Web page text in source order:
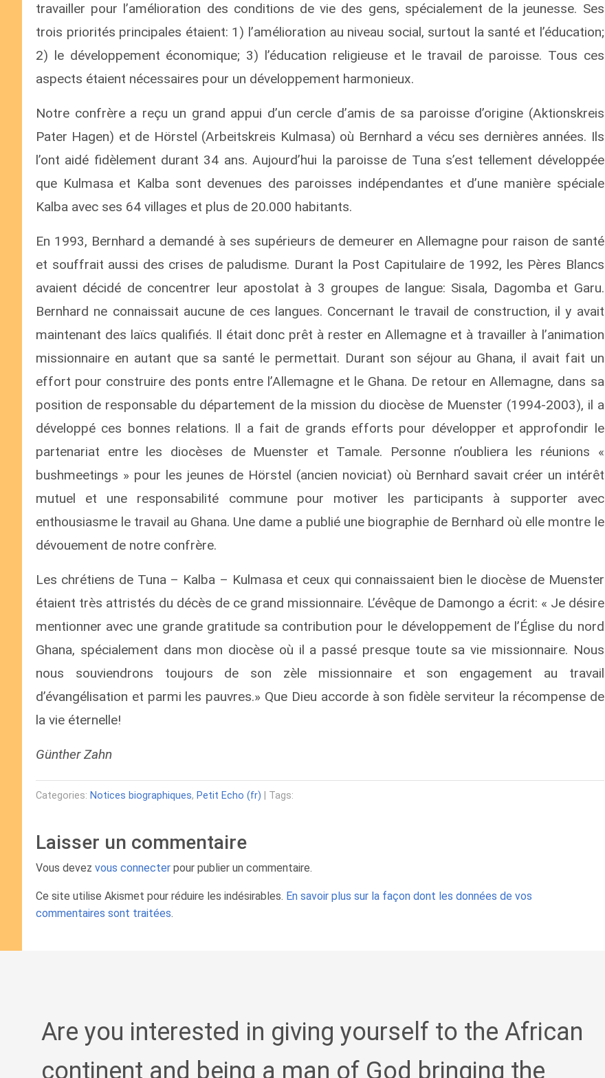
travailler pour l’amélioration des conditions de vie des gens, spécialement de la jeunesse. Ses
trois priorités principales étaient: 1) l’amélioration au niveau social, surtout la santé et l’éducation;
2) le développement économique; 3) l’éducation religieuse et le travail de paroisse. Tous ces
aspects étaient nécessaires pour un développement harmonieux.
Notre confrère a reçu un grand appui d’un cercle d’amis de sa paroisse d’origine (Aktionskreis
Pater Hagen) et de Hörstel (Arbeitskreis Kulmasa) où Bernhard a vécu ses dernières années. Ils
l’ont aidé fidèlement durant 34 ans. Aujourd’hui la paroisse de Tuna s’est tellement développée
que Kulmasa et Kalba sont devenues des paroisses indépendantes et d’une manière spéciale
Kalba avec ses 64 villages et plus de 20.000 habitants.
En 1993, Bernhard a demandé à ses supérieurs de demeurer en Allemagne pour raison de santé
et souffrait aussi des crises de paludisme. Durant la Post Capitulaire de 1992, les Pères Blancs
avaient décidé de concentrer leur apostolat à 3 groupes de langue: Sisala, Dagomba et Garu.
Bernhard ne connaissait aucune de ces langues. Concernant le travail de construction, il y avait
maintenant des laïcs qualifiés. Il était donc prêt à rester en Allemagne et à travailler à l’animation
missionnaire en autant que sa santé le permettait. Durant son séjour au Ghana, il avait fait un
effort pour construire des ponts entre l’Allemagne et le Ghana. De retour en Allemagne, dans sa
position de responsable du département de la mission du diocèse de Muenster (1994-2003), il a
développé ces bonnes relations. Il a fait de grands efforts pour développer et approfondir le
partenariat entre les diocèses de Muenster et Tamale. Personne n’oubliera les réunions «
bushmeetings » pour les jeunes de Hörstel (ancien noviciat) où Bernhard savait créer un intérêt
mutuel et une responsabilité commune pour motiver les participants à supporter avec
enthousiasme le travail au Ghana. Une dame a publié une biographie de Bernhard où elle montre le
dévouement de notre confrère.
Les chrétiens de Tuna – Kalba – Kulmasa et ceux qui connaissaient bien le diocèse de Muenster
étaient très attristés du décès de ce grand missionnaire. L’évêque de Damongo a écrit: « Je désire
mentionner avec une grande gratitude sa contribution pour le développement de l’Église du nord
Ghana, spécialement dans mon diocèse où il a passé presque toute sa vie missionnaire. Nous
nous souviendrons toujours de son zèle missionnaire et son engagement au travail
d’évangélisation et parmi les pauvres.» Que Dieu accorde à son fidèle serviteur la récompense de
la vie éternelle!
Günther Zahn
Categories: Notices biographiques, Petit Echo (fr) | Tags:
Laisser un commentaire
Vous devez vous connecter pour publier un commentaire.
Ce site utilise Akismet pour réduire les indésirables. En savoir plus sur la façon dont les données de vos
commentaires sont traitées.
Are you interested in giving yourself to the African
continent and being a man of God bringing the